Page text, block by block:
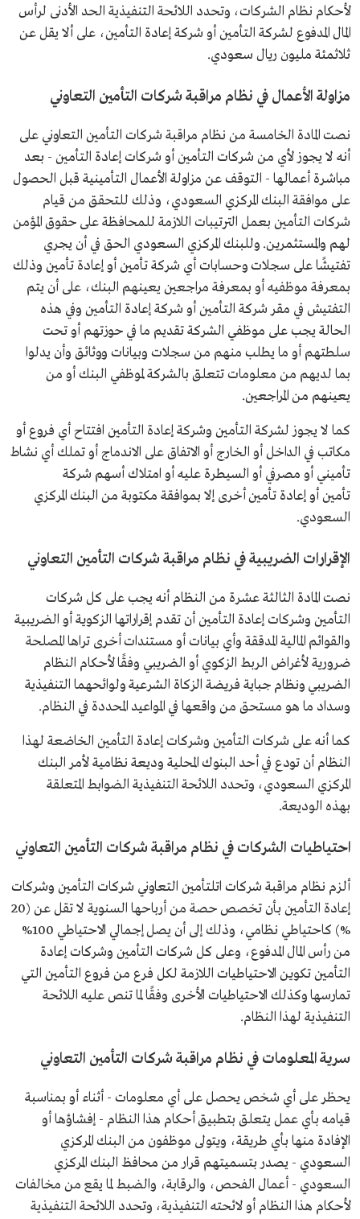
لأحكام نظام الشركات، وتحدد اللائحة التنفيذية الحد الأدنى لرأس
المال المدفوع لشركة التأمين أو شركة إعادة التأمين، على ألا يقل عن
ثلاثمئة مليون ريال سعودي.
مزاولة الأعمال في نظام مراقبة شركات التأمين التعاوني
نصت المادة الخامسة من نظام مراقبة شركات التأمين التعاوني على
أنه لا يجوز لأي من شركات التأمين أو شركات إعادة التأمين - بعد
مباشرة أعمالها - التوقف عن مزاولة الأعمال التأمينية قبل الحصول
على موافقة البنك المركزي السعودي، وذلك للتحقق من قيام
شركات التأمين بعمل الترتيبات اللازمة للمحافظة على حقوق المؤمن
لهم والمستثمرين. وللبنك المركزي السعودي الحق في أن يجري
تفتيشًا على سجلات وحسابات أي شركة تأمين أو إعادة تأمين وذلك
بمعرفة موظفيه أو بمعرفة مراجعين يعينهم البنك، على أن يتم
التفتيش في مقر شركة التأمين أو شركة إعادة التأمين وفي هذه
الحالة يجب على موظفي الشركة تقديم ما في حوزتهم أو تحت
سلطتهم أو ما يطلب منهم من سجلات وبيانات ووثائق وأن يدلوا
بما لديهم من معلومات تتعلق بالشركة لموظفي البنك أو من
يعينهم من المراجعين.
كما لا يجوز لشركة التأمين وشركة إعادة التأمين افتتاح أي فروع أو
مكاتب في الداخل أو الخارج أو الاتفاق على الاندماج أو تملك أي نشاط
تأميني أو مصرفي أو السيطرة عليه أو امتلاك أسهم شركة
تأمين أو إعادة تأمين أخرى إلا بموافقة مكتوبة من البنك المركزي
السعودي.
الإقرارات الضريبية في نظام مراقبة شركات التأمين التعاوني
نصت المادة الثالثة عشرة من النظام أنه يجب على كل شركات
التأمين وشركات إعادة التأمين أن تقدم إقراراتها الزكوية أو الضريبية
والقوائم المالية المدققة وأي بيانات أو مستندات أخرى تراها المصلحة
ضرورية لأغراض الربط الزكوي أو الضريبي وفقًا لأحكام النظام
الضريبي ونظام جباية فريضة الزكاة الشرعية ولوائحهما التنفيذية
وسداد ما هو مستحق من واقعها في المواعيد المحددة في النظام.
كما أنه على شركات التأمين وشركات إعادة التأمين الخاضعة لهذا
النظام أن تودع في أحد البنوك المحلية وديعة نظامية لأمر البنك
المركزي السعودي، وتحدد اللائحة التنفيذية الضوابط المتعلقة
بهذه الوديعة.
احتياطيات الشركات في نظام مراقبة شركات التأمين التعاوني
ألزم نظام مراقبة شركات اتلتأمين التعاوني شركات التأمين وشركات
إعادة التأمين بأن تخصص حصة من أرباحها السنوية لا تقل عن (20
%) كاحتياطي نظامي، وذلك إلى أن يصل إجمالي الاحتياطي 100%
من رأس المال المدفوع، وعلى كل شركات التأمين وشركات إعادة
التأمين تكوين الاحتياطيات اللازمة لكل فرع من فروع التأمين التي
تمارسها وكذلك الاحتياطيات الأخرى وفقًا لما تنص عليه اللائحة
التنفيذية لهذا النظام.
سرية المعلومات في نظام مراقبة شركات التأمين التعاوني
يحظر على أي شخص يحصل على أي معلومات - أثناء أو بمناسبة
قيامه بأي عمل يتعلق بتطبيق أحكام هذا النظام - إفشاؤها أو
الإفادة منها بأي طريقة، ويتولى موظفون من البنك المركزي
السعودي - يصدر بتسميتهم قرار من محافظ البنك المركزي
السعودي - أعمال الفحص، والرقابة، والضبط لما يقع من مخالفات
لأحكام هذا النظام أو لائحته التنفيذية، وتحدد اللائحة التنفيذية